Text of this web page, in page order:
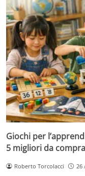
Giochi per
5 migliori da
Roberto Torcolacci 26